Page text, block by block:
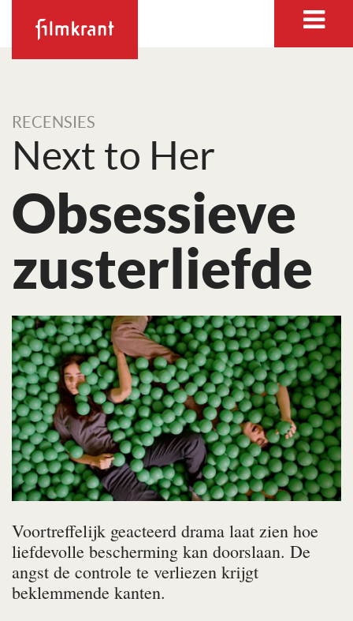
RECENSIES
Next to Her
Obsessieve
zusterliefde
Voortreffelijk geacteerd drama laat zien hoe
liefdevolle bescherming kan doorslaan. De
angst de controle te verliezen krijgt
beklemmende kanten.